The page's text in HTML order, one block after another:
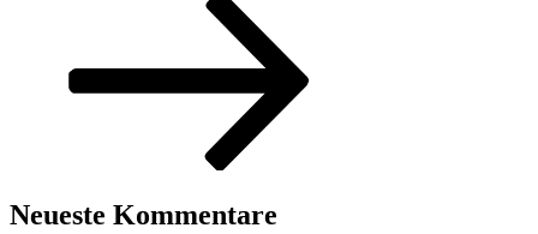
Neueste Kommentare